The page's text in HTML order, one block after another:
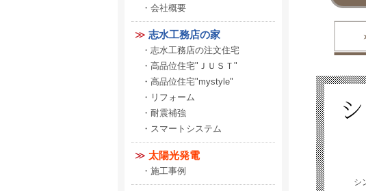
シ
会社概要
志水工務店の家
志水工務店の注文住宅
高品位住宅"ＪＵＳＴ"
高品位住宅"mystyle"
リフォーム
耐震補強
スマートシステム
太陽光発電
施工事例